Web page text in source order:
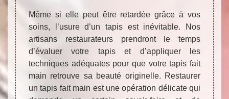
Même si elle peut être retardée grâce à vos
soins, l’usure d’un tapis est inévitable. Nos
artisans restaurateurs prendront le temps
d’évaluer votre tapis et d’appliquer les
techniques adéquates pour que votre tapis fait
main retrouve sa beauté originelle. Restaurer
un tapis fait main est une opération délicate qui